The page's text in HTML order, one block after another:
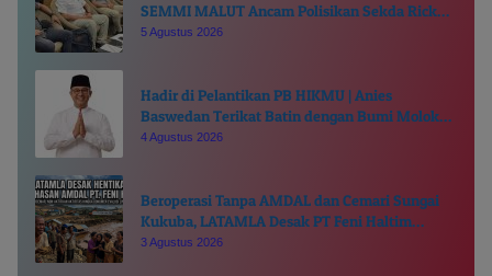
SEMMI MALUT Ancam Polisikan Sekda Ricky
Chairul Richfat
5 Agustus 2026
Hadir di Pelantikan PB HIKMU | Anies
Baswedan Terikat Batin dengan Bumi Moloku
Kie Raha
4 Agustus 2026
Beroperasi Tanpa AMDAL dan Cemari Sungai
Kukuba, LATAMLA Desak PT Feni Haltim
Diproses Pidana
3 Agustus 2026